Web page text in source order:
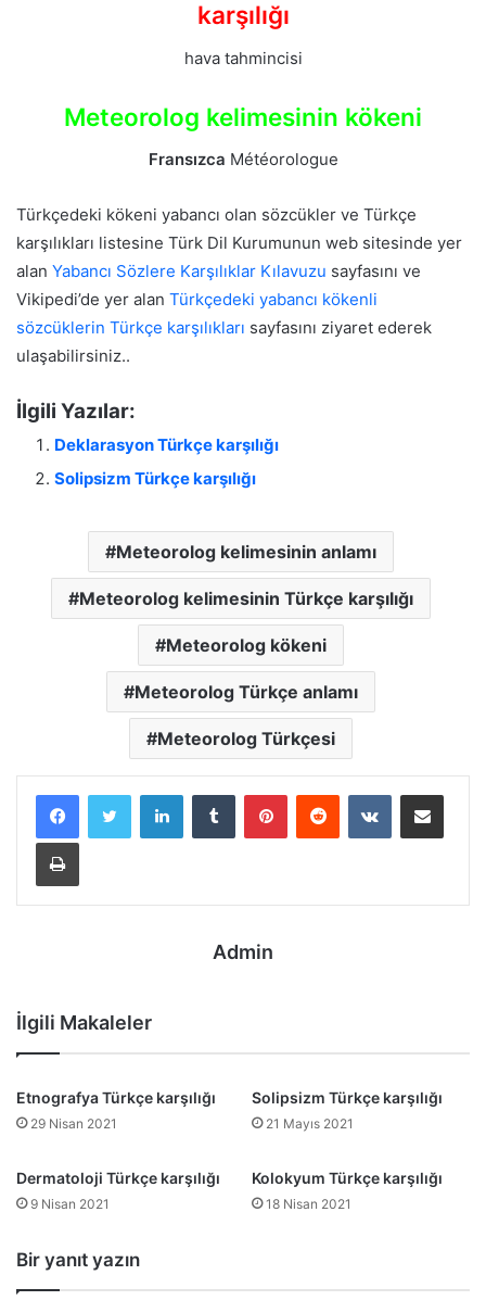
karşılığı
hava tahmincisi
Meteorolog kelimesinin kökeni
Fransızca Météorologue
Türkçedeki kökeni yabancı olan sözcükler ve Türkçe
karşılıkları listesine Türk Dil Kurumunun web sitesinde yer
alan Yabancı Sözlere Karşılıklar Kılavuzu sayfasını ve
Vikipedi’de yer alan Türkçedeki yabancı kökenli
sözcüklerin Türkçe karşılıkları sayfasını ziyaret ederek
ulaşabilirsiniz..
İlgili Yazılar:
Deklarasyon Türkçe karşılığı
Solipsizm Türkçe karşılığı
Meteorolog kelimesinin anlamı
Meteorolog kelimesinin Türkçe karşılığı
Meteorolog kökeni
Meteorolog Türkçe anlamı
Meteorolog Türkçesi
LinkedInTumblr PinterestReddit VKontakteE-Posta ile paylaş
Yazdır
Admin
İlgili Makaleler
Etnografya Türkçe karşılığı
29 Nisan 2021
Solipsizm Türkçe karşılığı
21 Mayıs 2021
Dermatoloji Türkçe karşılığı
9 Nisan 2021
Kolokyum Türkçe karşılığı
18 Nisan 2021
Bir yanıt yazın